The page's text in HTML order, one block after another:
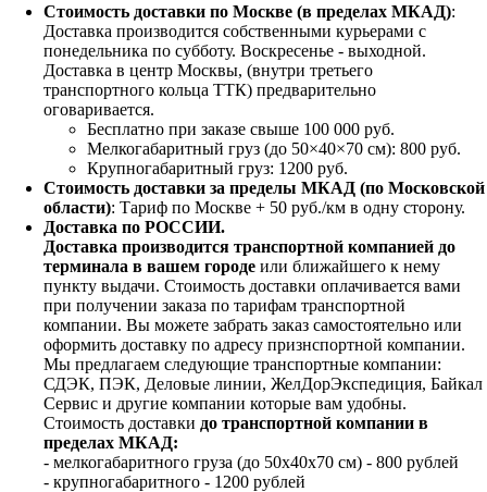
Стоимость доставки по Москве (в пределах МКАД):
Доставка производится собственными курьерами с
понедельника по субботу. Воскресенье - выходной.
Доставка в центр Москвы, (внутри третьего
транспортного кольца ТТК) предварительно
оговаривается.
Бесплатно при заказе свыше 100 000 руб.
Мелкогабаритный груз (до 50×40×70 см): 800 руб.
Крупногабаритный груз: 1200 руб.
Стоимость доставки за пределы МКАД (по Московской
области): Тариф по Москве + 50 руб./км в одну сторону.
Доставка по РОССИИ.
Доставка производится транспортной компанией до
терминала в вашем городе или ближайшего к нему
пункту выдачи. Стоимость доставки оплачивается вами
при получении заказа по тарифам транспортной
компании. Вы можете забрать заказ самостоятельно или
оформить доставку по адресу признспортной компании.
Мы предлагаем следующие транспортные компании:
СДЭК, ПЭК, Деловые линии, ЖелДорЭкспедиция, Байкал
Сервис и другие компании которые вам удобны.
Стоимость доставки до транспортной компании в
пределах МКАД:
- мелкогабаритного груза (до 50х40х70 см) - 800 рублей
- крупногабаритного - 1200 рублей